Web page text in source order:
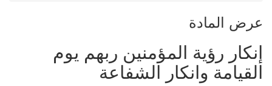
عرض المادة
إنكار رؤية المؤمنين ربهم يوم
القيامة وانكار الشفاعة